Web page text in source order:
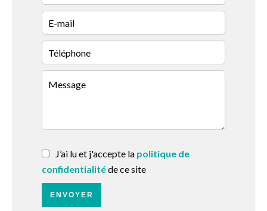
J’ai lu et j'accepte la politique de
confidentialitéde ce site
ENVOYER